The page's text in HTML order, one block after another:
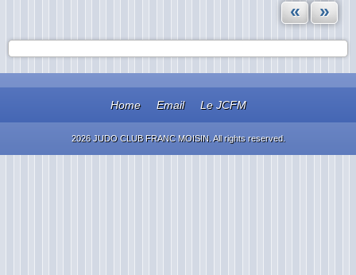
« »
Home Email Le JCFM
2026 JUDO CLUB FRANC MOISIN. All rights reserved.